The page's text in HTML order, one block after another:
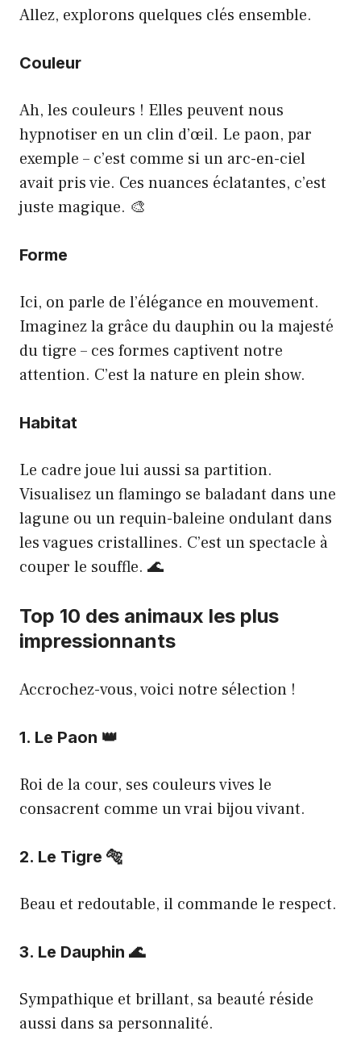
Allez, explorons quelques clés ensemble.
Couleur
Ah, les couleurs ! Elles peuvent nous
hypnotiser en un clin d’œil. Le paon, par
exemple – c’est comme si un arc-en-ciel
avait pris vie. Ces nuances éclatantes, c’est
juste magique. 🎨
Forme
Ici, on parle de l’élégance en mouvement.
Imaginez la grâce du dauphin ou la majesté
du tigre – ces formes captivent notre
attention. C’est la nature en plein show.
Habitat
Le cadre joue lui aussi sa partition.
Visualisez un flamingo se baladant dans une
lagune ou un requin-baleine ondulant dans
les vagues cristallines. C’est un spectacle à
couper le souffle. 🌊
Top 10 des animaux les plus
impressionnants
Accrochez-vous, voici notre sélection !
1. Le Paon 👑
Roi de la cour, ses couleurs vives le
consacrent comme un vrai bijou vivant.
2. Le Tigre 🐅
Beau et redoutable, il commande le respect.
3. Le Dauphin 🌊
Sympathique et brillant, sa beauté réside
aussi dans sa personnalité.